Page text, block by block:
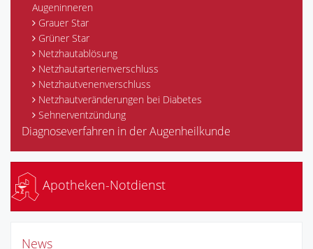
Augeninneren
Grauer Star
Grüner Star
Netzhautablösung
Netzhautarterienverschluss
Netzhautvenenverschluss
Netzhautveränderungen bei Diabetes
Sehnerventzündung
Diagnoseverfahren in der Augenheilkunde
Apotheken-Notdienst
News